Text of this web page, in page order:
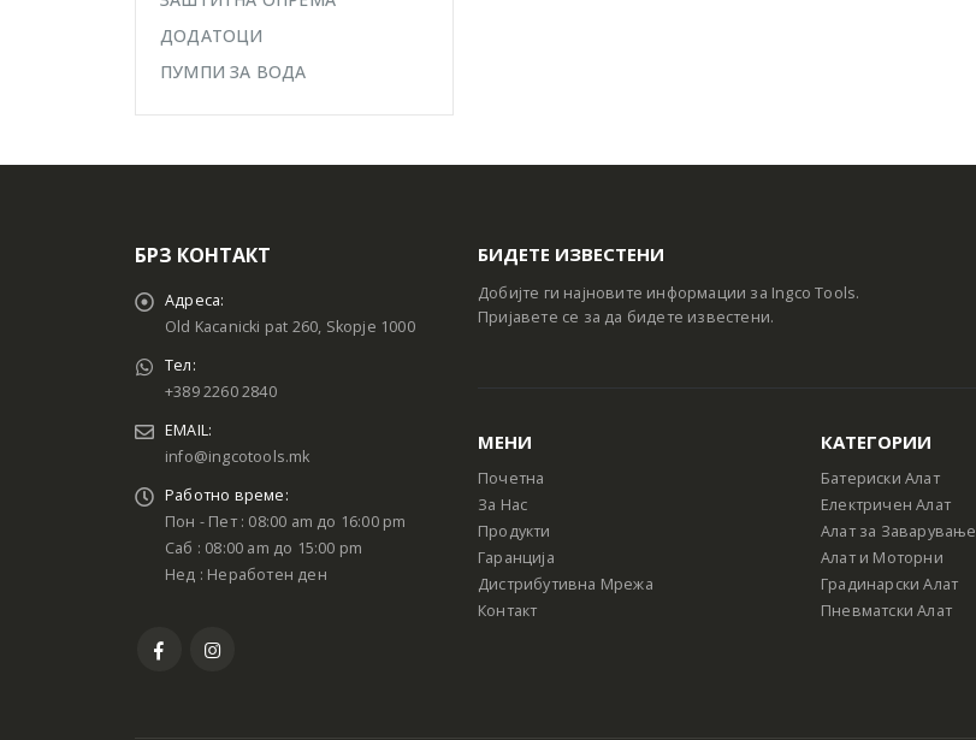
ДОДАТОЦИ
ПУМПИ ЗА ВОДА
БРЗ КОНТАКТ
Адреса:
Old Kacanicki pat 260, Skopje 1000
Тел:
+389 2260 2840
EMAIL:
info@ingcotools.mk
Работно време:
Пон - Пет : 08:00 am до 16:00 pm
Саб : 08:00 am до 15:00 pm
Нед : Неработен ден
БИДЕТЕ ИЗВЕСТЕНИ
Добијте ги најновите информации за Ingco Tools.
Пријавете се за да бидете известени.
МЕНИ
Почетна
За Нас
Продукти
Гаранција
Дистрибутивна Мрежа
Контакт
КАТЕГОРИИ
Батериски Алат
Електричен Алат
Алат за Заварување
Алат и Моторни
Градинарски Алат
Пневматски Алат